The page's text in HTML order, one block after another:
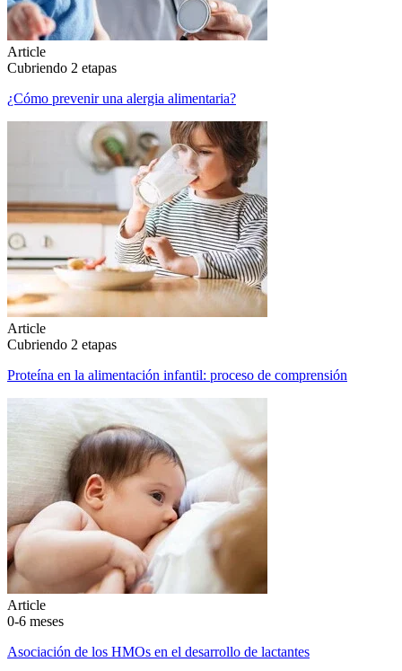
Article
Cubriendo 2 etapas
¿Cómo prevenir una alergia alimentaria?
Article
Cubriendo 2 etapas
Proteína en la alimentación infantil: proceso de comprensión
Article
0-6 meses
Asociación de los HMOs en el desarrollo de lactantes